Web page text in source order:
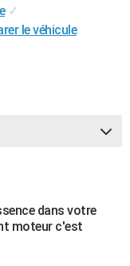
✓
le véhicule
dans votre
moteur c'est